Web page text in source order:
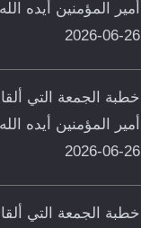
أمير المؤمنين أيده
26-06-2026
خطبة الجمعة التي
أمير المؤمنين أيده
26-06-2026
خطبة الجمعة التي